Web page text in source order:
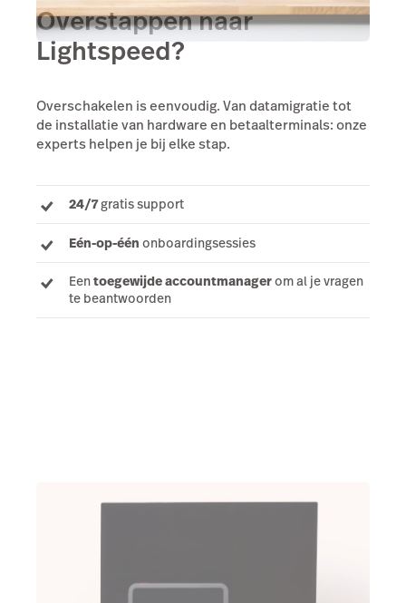
Overstappen naar
Lightspeed?
Overschakelen is eenvoudig. Van datamigratie tot
de installatie van hardware en betaalterminals: onze
experts helpen je bij elke stap.
24/7gratis support
Eén-op-één onboardingsessies
Eentoegewijde accountmanagerom al je vragen
te beantwoorden